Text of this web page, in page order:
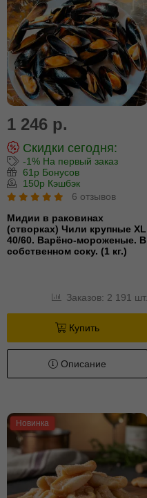
1 246 р.
Скидки сегодня:
-1% На первый заказ
61р Бонусов
150р Кэшбэк
6 отзывов
Мидии в раковинах
(створках) Чили крупные XL
40/60. Варёно-мороженые. В
собственном соку. (1 кг.)
Заказов: 2 191 шт.
Купить
Описание
Новинка